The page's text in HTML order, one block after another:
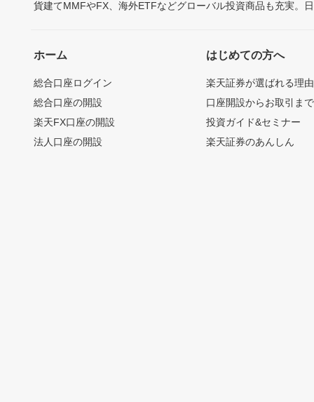
貨建てMMFやFX、海外ETFなどグローバル投資商品も充実。
ホーム
総合口座ログイン
総合口座の開設
楽天FX口座の開設
法人口座の開設
はじめての方へ
楽天証券が選ばれる理由
口座開設からお取引ま
投資ガイド&セミナー
楽天証券のあんしん